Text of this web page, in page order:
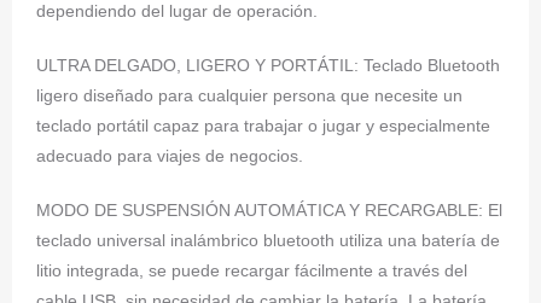
dependiendo del lugar de operación.
ULTRA DELGADO, LIGERO Y PORTÁTIL: Teclado Bluetooth
ligero diseñado para cualquier persona que necesite un
teclado portátil capaz para trabajar o jugar y especialmente
adecuado para viajes de negocios.
MODO DE SUSPENSIÓN AUTOMÁTICA Y RECARGABLE: El
teclado universal inalámbrico bluetooth utiliza una batería de
litio integrada, se puede recargar fácilmente a través del